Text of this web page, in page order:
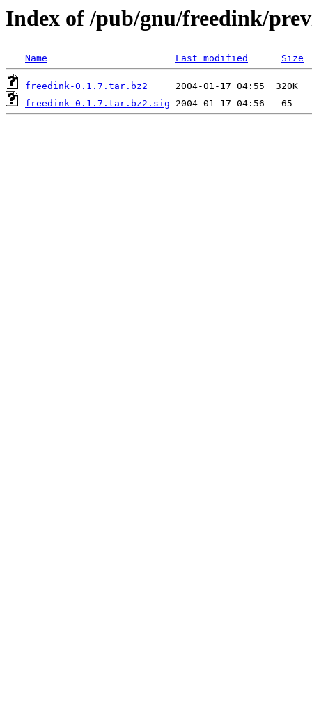
Index of /pub/gnu/freedink/
Name Last modified Size
freedink-0.1.7.tar.bz2
freedink-0.1.7.tar.bz2.sig